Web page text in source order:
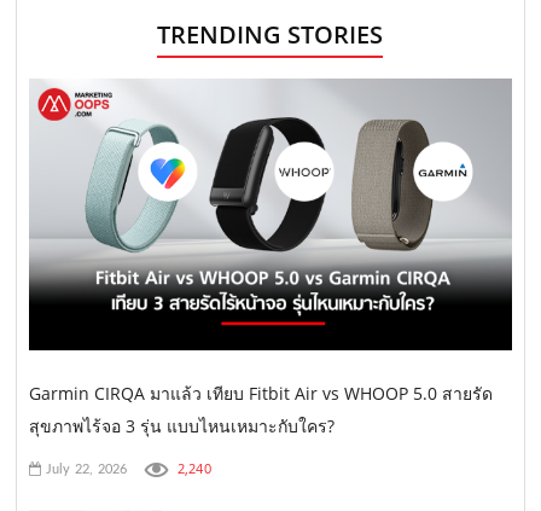
TRENDING STORIES
Garmin CIRQA มาแล้ว เทียบ Fitbit Air vs WHOOP 5.0 สายรัด
สุขภาพไร้จอ 3 รุ่น แบบไหนเหมาะกับใคร?
July 22, 2026 2,240